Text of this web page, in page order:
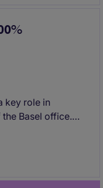
key role in
Basel office.
will oversee